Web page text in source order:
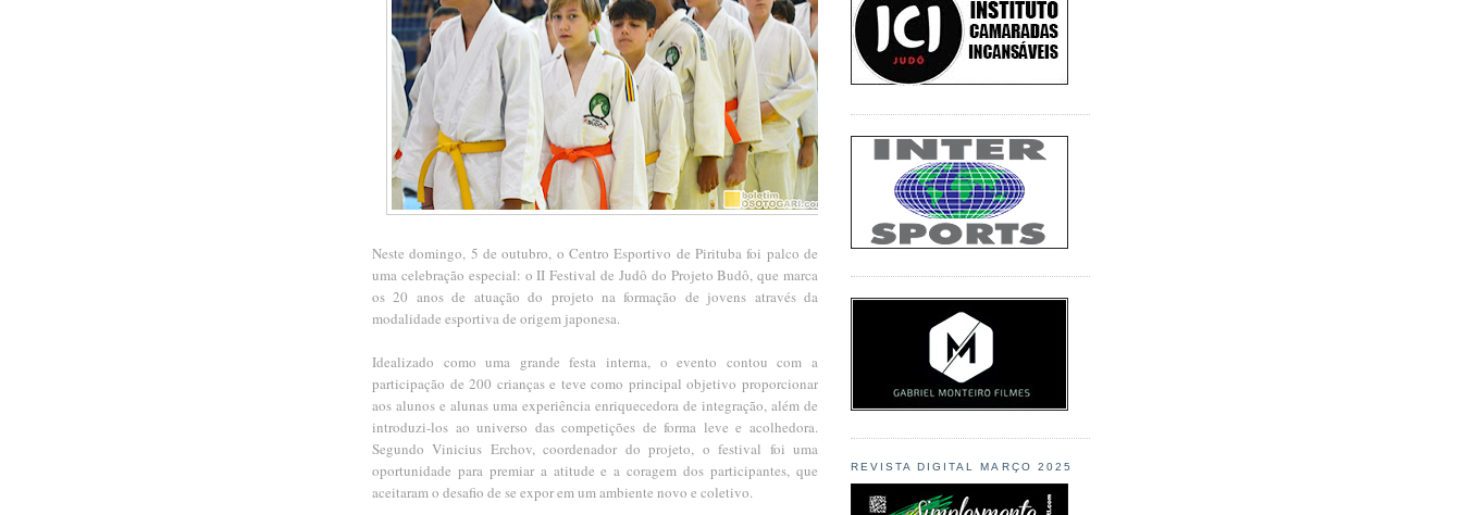
Neste domingo, 5 de outubro, o Centro Esportivo de Pirituba foi palco de
uma celebração especial: o II Festival de Judô do Projeto Budô, que marca
os 20 anos de atuação do projeto na formação de jovens através da
modalidade esportiva de origem japonesa.
Idealizado como uma grande festa interna, o evento contou com a
participação de 200 crianças e teve como principal objetivo proporcionar
aos alunos e alunas uma experiência enriquecedora de integração, além de
introduzi-los ao universo das competições de forma leve e acolhedora.
Segundo Vinicius Erchov, coordenador do projeto, o festival foi uma
oportunidade para premiar a atitude e a coragem dos participantes, que
aceitaram o desafio de se expor em um ambiente novo e coletivo.
REVISTA DIGITAL MARÇO 2025